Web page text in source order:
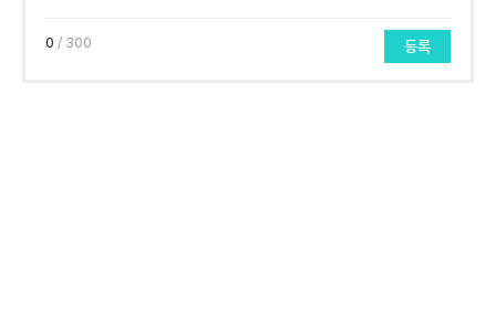
0 / 300 등록